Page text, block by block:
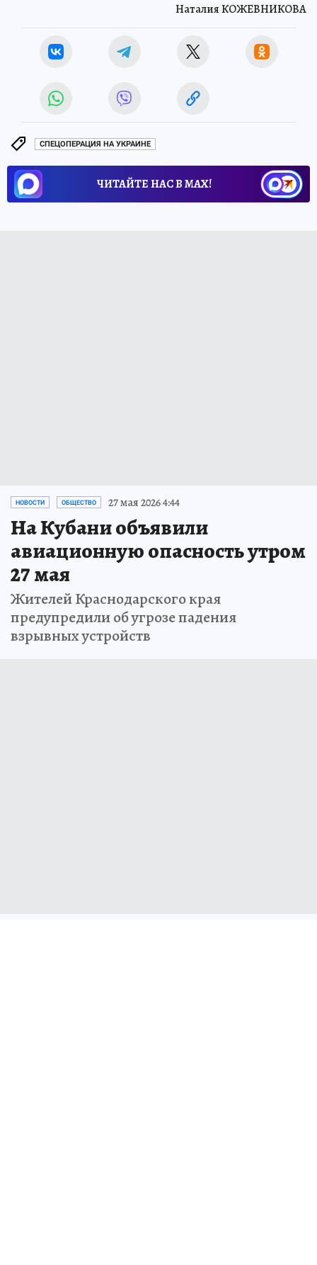
Наталия КОЖЕВНИКОВА
СПЕЦОПЕРАЦИЯ НА УКРАИНЕ
ЧИТАЙТЕ НАС В МАХ!
НОВОСТИ ОБЩЕСТВО 27 мая 2026 4:44
На Кубани объявили
авиационную опасность утром
27 мая
Жителей Краснодарского края
предупредили об угрозе падения
взрывных устройств